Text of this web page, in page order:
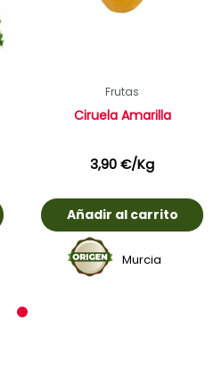
Frutas
Ciruela Amarilla
3,90€/Kg
Añadir al carrito
Murcia